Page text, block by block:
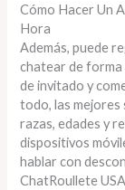
Cómo Hacer Un
Hora
Además, puede
chatear de forma
de invitado y
todo, las mejores
razas, edades y
dispositivos
hablar con
ChatRoullete